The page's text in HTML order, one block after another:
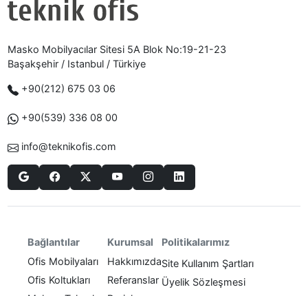
Masko Mobilyacılar Sitesi 5A Blok No:19-21-23
Başakşehir / Istanbul / Türkiye
+90(212) 675 03 06
+90(539) 336 08 00
info@teknikofis.com
Bağlantılar
Ofis Mobilyaları
Ofis Koltukları
Kurumsal
Hakkımızda
Referanslar
Politikalarımız
Site Kullanım Şartları
Üyelik Sözleşmesi